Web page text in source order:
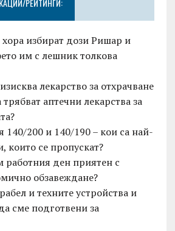
РЕЙТИНГИ:
избират дози Ришар и
им с лешник толкова
лекарство за отхрачване
аптечни лекарства за
140/200 и 140/190 – кои са най-
които се пропускат?
работния ден приятен с
обзавеждане?
и техните устройства и
сме подготвени за